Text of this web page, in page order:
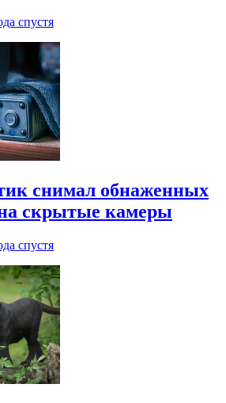
спустя
снимал обнаженных
скрытые камеры
спустя